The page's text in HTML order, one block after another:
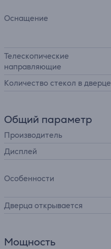
Оснащение
Телескопические
направляющие
Количество стекол в дверце
Общий параметр
Производитель
Дисплей
Особенности
Дверца открывается
Мощность